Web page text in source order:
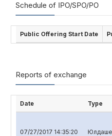
Schedule of IPO/SPO/PO
Public Offering Start Date
Reports of exchange
Date Type
07/27/2017 14:35:20